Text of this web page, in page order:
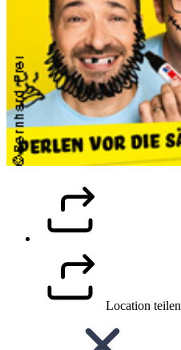
Location teilen